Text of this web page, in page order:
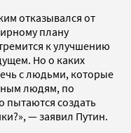
отказывался от
плану
к улучшению
Но о каких
с людьми, которые
людям, по
пытаются создать
— заявил Путин.